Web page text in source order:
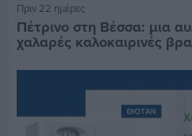
Πριν 22 ημέρες
Πέτρινο στη Βέσσα: μια
χαλαρές καλοκαιρινές